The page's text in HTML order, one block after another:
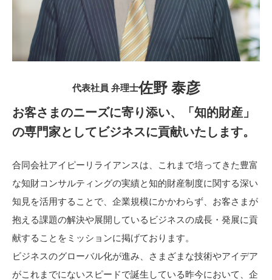
代表社員 弁理士佐野 泰彦
お客さまのニーズに寄り添い、「知的財産」
の専門家としてビジネスに貢献いたします。
合同会社アイピーリライアンスは、これまで培ってきた豊富
な知財コンサルティングの実績と知的財産制度に関する深い
知見を活用することで、企業規模にかかわらず、お客さまが
抱える課題の解決や展開しているビジネスの成長・発展に貢
献することをミッションに掲げております。
ビジネスのグローバル化が進み、さまざまな技術やアイデア
がこれまでにないスピードで誕生している昨今において、企